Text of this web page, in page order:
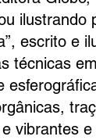
ilustrando
escrito e
técnicas
vibrantes